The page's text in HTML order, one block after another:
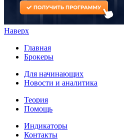
Наверх
Главная
Брокеры
Для начинающих
Новости и аналитика
Теория
Помощь
Индикаторы
Контакты